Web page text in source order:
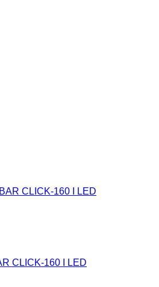
CLICK-160 I LED